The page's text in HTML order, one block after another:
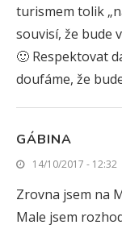
turismem tolik
souvisí, že bude
🙂 Respektovat
doufáme, že
GÁBINA
14/10/2017 - 12:32
Zrovna jsem na
Male jsem